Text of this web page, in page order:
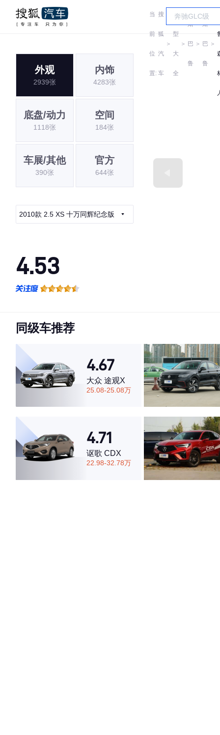
当
前
位
置:
搜
狐
汽
车
＞
车
型
大
全
＞
斯
巴
鲁
＞
斯
巴
鲁
＞
外观
2939张
内饰
4283张
底盘/动力
1118张
空间
184张
车展/其他
390张
官方
644张
2010款 2.5 XS 十万同辉纪念版
4.53
·空间表现较为优秀，优于72%同级车
同级车推荐
4.67
大众 途观X
25.08-25.08万
4.71
讴歌 CDX
22.98-32.78万